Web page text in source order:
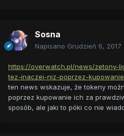
Sosna
Napisano Grudzień 6, 2017
https://overwatch.pl/news/zetony-
tez-inaczej-niz-poprzez-kupowanie
ten news wskazuje, że tokeny
poprzez kupowanie ich za
sposób, ale jaki to póki co nie